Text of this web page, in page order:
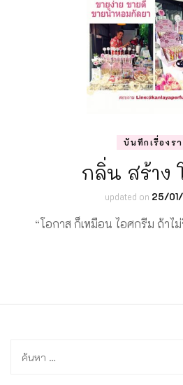
บันทึกเรื่องรา
กลิ่น สร้าง
updated on 25/
“โอกาส ก็เหมือน ไอศกรีม ถ้าไ
ค้นหา